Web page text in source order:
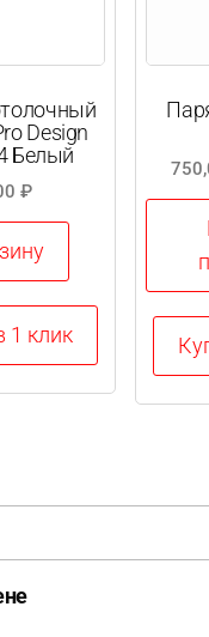
Design
Белый
₽
1 клик
Этот
товар